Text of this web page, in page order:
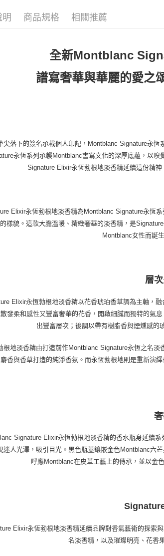
明 商品規格 相關推薦
全新Montblanc
譜寫奢華與華麗的愛
尖落下的簽名承載個人印記，Montblanc Signature永
永恆系列承襲Montblanc書寫文化的深厚底蘊，以
Signature Elixir永恆勃根地淡香精延續這份精
Elixir永恆勃根地淡香精為Montblanc Signature永恆
樣貌。這款大膽溫暖、精緻奢華的淡香精，是
Montblanc女性而誕
層
Elixir永恆勃根地淡香精以花香琥珀香草調為主軸，
發柔和感性又豐富奢華的花香，開啟細膩而獨特的氣
出豐富層次；後調以帶有樹脂香與煙燻感的
根地淡香精由打造前作Montblanc Signature永恆之名
香與香草打造的純淨香氛。而永恆勃根地則是重新演
Signature Elixir永恆勃根地淡香精的香水瓶身延續
迷人光澤，吸引目光。黑色瓶蓋鑲嵌金色Montblanc六
呼應Montblanc在皮革工藝上的傳承，並以金
Elixir永恆勃根地淡香精延續品牌對香氣藝術的探索
名淡香精，以及璀璨明亮、花香